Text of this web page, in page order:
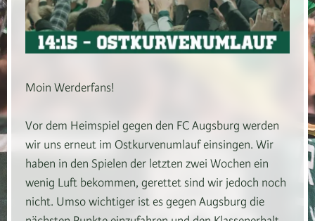
Moin Werderfans!
Vor dem Heimspiel gegen den FC Augsburg werden
wir uns erneut im Ostkurvenumlauf einsingen. Wir
haben in den Spielen der letzten zwei Wochen ein
wenig Luft bekommen, gerettet sind wir jedoch noch
nicht. Umso wichtiger ist es gegen Augsburg die